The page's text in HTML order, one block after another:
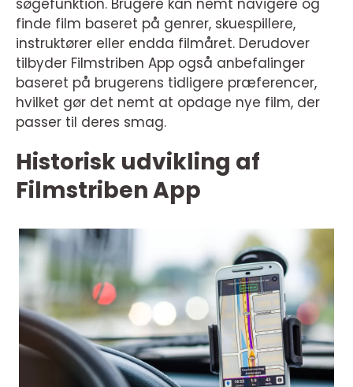
søgefunktion. Brugere kan nemt navigere og
finde film baseret på genrer, skuespillere,
instruktører eller endda filmåret. Derudover
tilbyder Filmstriben App også anbefalinger
baseret på brugerens tidligere præferencer,
hvilket gør det nemt at opdage nye film, der
passer til deres smag.
Historisk udvikling af
Filmstriben App